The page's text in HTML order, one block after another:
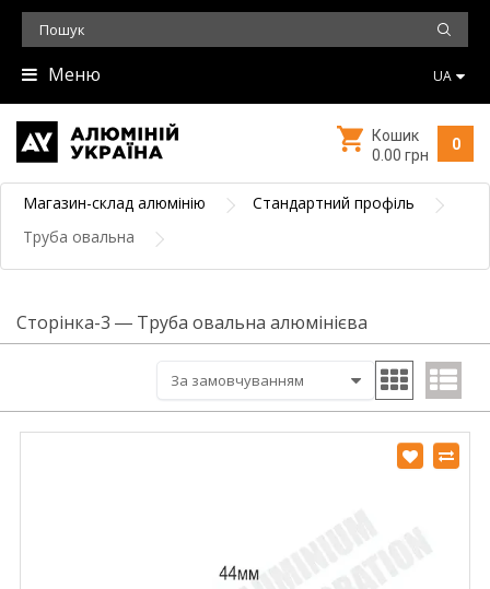
Меню UA
0
Кошик
0.00 грн
Магазин-склад алюмінію
Стандартний профіль
Труба овальна
Сторінка-3 ― Труба овальна алюмінієва